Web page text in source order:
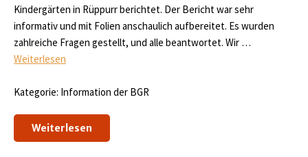
Kindergärten in Rüppurr berichtet. Der Bericht war sehr
informativ und mit Folien anschaulich aufbereitet. Es wurden
zahlreiche Fragen gestellt, und alle beantwortet. Wir …
Weiterlesen
Kategorie: Information der BGR
Weiterlesen